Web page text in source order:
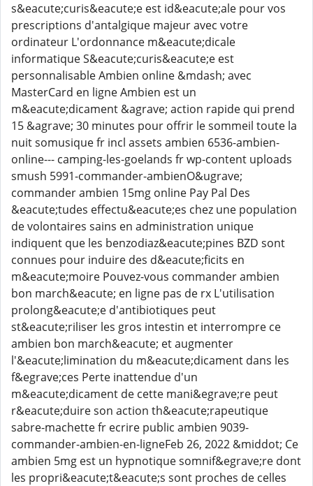
s&eacute;curis&eacute;e est id&eacute;ale pour vos
prescriptions d'antalgique majeur avec votre
ordinateur L'ordonnance m&eacute;dicale
informatique S&eacute;curis&eacute;e est
personnalisable Ambien online &mdash; avec
MasterCard en ligne Ambien est un
m&eacute;dicament &agrave; action rapide qui prend
15 &agrave; 30 minutes pour offrir le sommeil toute la
nuit somusique fr incl assets ambien 6536-ambien-
online--- camping-les-goelands fr wp-content uploads
smush 5991-commander-ambienO&ugrave;
commander ambien 15mg online Pay Pal Des
&eacute;tudes effectu&eacute;es chez une population
de volontaires sains en administration unique
indiquent que les benzodiaz&eacute;pines BZD sont
connues pour induire des d&eacute;ficits en
m&eacute;moire Pouvez-vous commander ambien
bon march&eacute; en ligne pas de rx L'utilisation
prolong&eacute;e d'antibiotiques peut
st&eacute;riliser les gros intestin et interrompre ce
ambien bon march&eacute; et augmenter
l'&eacute;limination du m&eacute;dicament dans les
f&egrave;ces Perte inattendue d'un
m&eacute;dicament de cette mani&egrave;re peut
r&eacute;duire son action th&eacute;rapeutique
sabre-machette fr ecrire public ambien 9039-
commander-ambien-en-ligneFeb 26, 2022 &middot; Ce
ambien 5mg est un hypnotique somnif&egrave;re dont
les propri&eacute;t&eacute;s sont proches de celles